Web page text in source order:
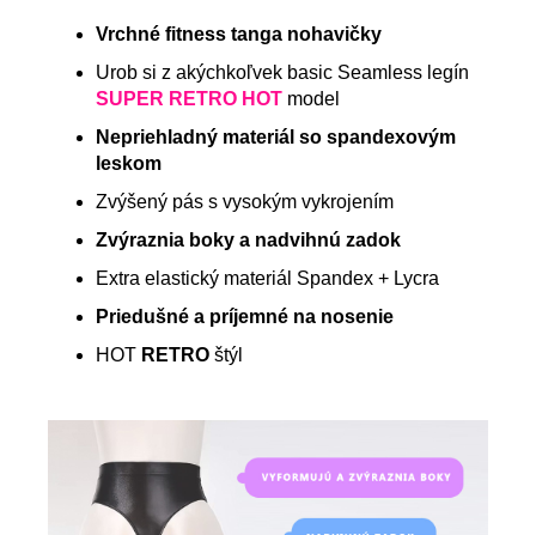
Vrchné fitness tanga nohavičky
Urob si z akýchkoľvek basic Seamless legín
SUPER RETRO HOT model
Nepriehladný materiál so spandexovým
leskom
Zvýšený pás s vysokým vykrojením
Zvýraznia boky a nadvihnú zadok
Extra elastický materiál Spandex + Lycra
Priedušné a príjemné na nosenie
HOT RETRO štýl